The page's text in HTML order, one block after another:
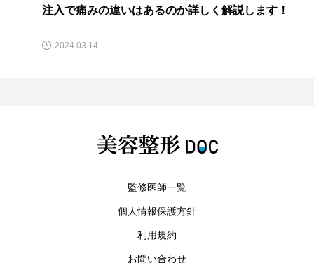
メリットや選び方を解説
2024.02.27
監修医師一覧
個人情報保護方針
利用規約
お問い合わせ